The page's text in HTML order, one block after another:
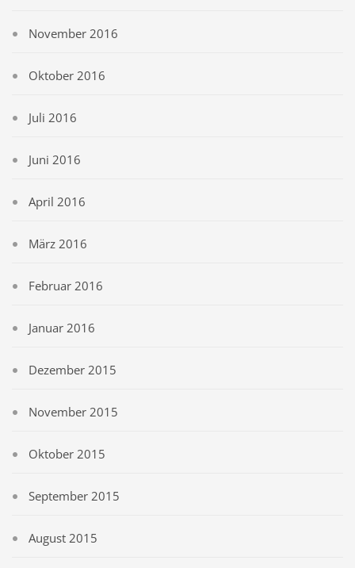
November 2016
Oktober 2016
Juli 2016
Juni 2016
April 2016
März 2016
Februar 2016
Januar 2016
Dezember 2015
November 2015
Oktober 2015
September 2015
August 2015